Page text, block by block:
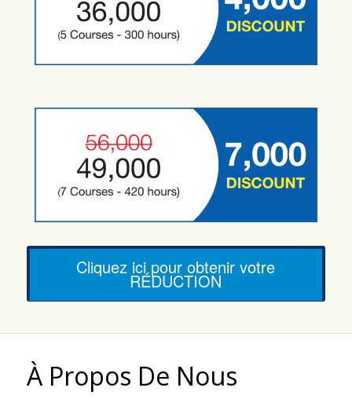
Cliquez ici pour obtenir votre
RÉDUCTION
À Propos De Nous